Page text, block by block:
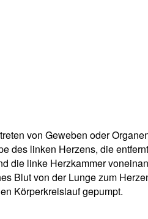
von Geweben oder
des linken Herzens, die
die linke Herzkammer
Blut von der Lunge zum
Körperkreislauf gepumpt.